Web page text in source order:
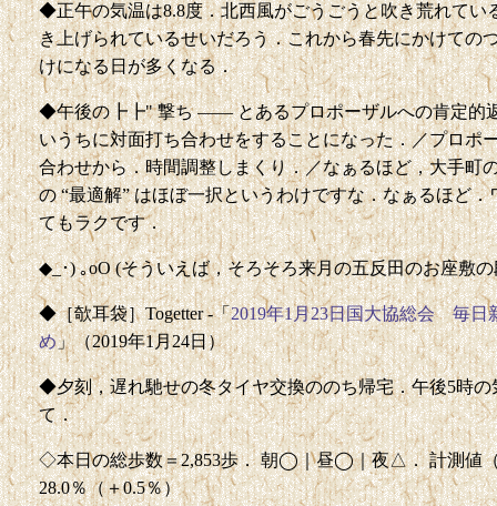
◆正午の気温は8.8度．北西風がごうごうと吹き荒れてい
き上げられているせいだろう．これから春先にかけての
けになる日が多くなる．
◆午後の┣┣" 撃ち —— とあるプロポーザルへの肯定的
いうちに対面打ち合わせをすることになった．／プロポ
合わせから．時間調整しまくり．／なぁるほど，大手町
の “最適解” はほぼ一択というわけですな．なぁるほど
てもラクです．
◆_･) ｡oO (そういえば，そろそろ来月の五反田のお座敷
◆［欹耳袋］Togetter -「2019年1月23日国大協総会 毎日
め」（2019年1月24日）
◆夕刻，遅れ馳せの冬タイヤ交換ののち帰宅．午後5時
て．
◇本日の総歩数＝2,853歩． 朝◯｜昼◯｜夜△． 計測値（
28.0％（＋0.5％）